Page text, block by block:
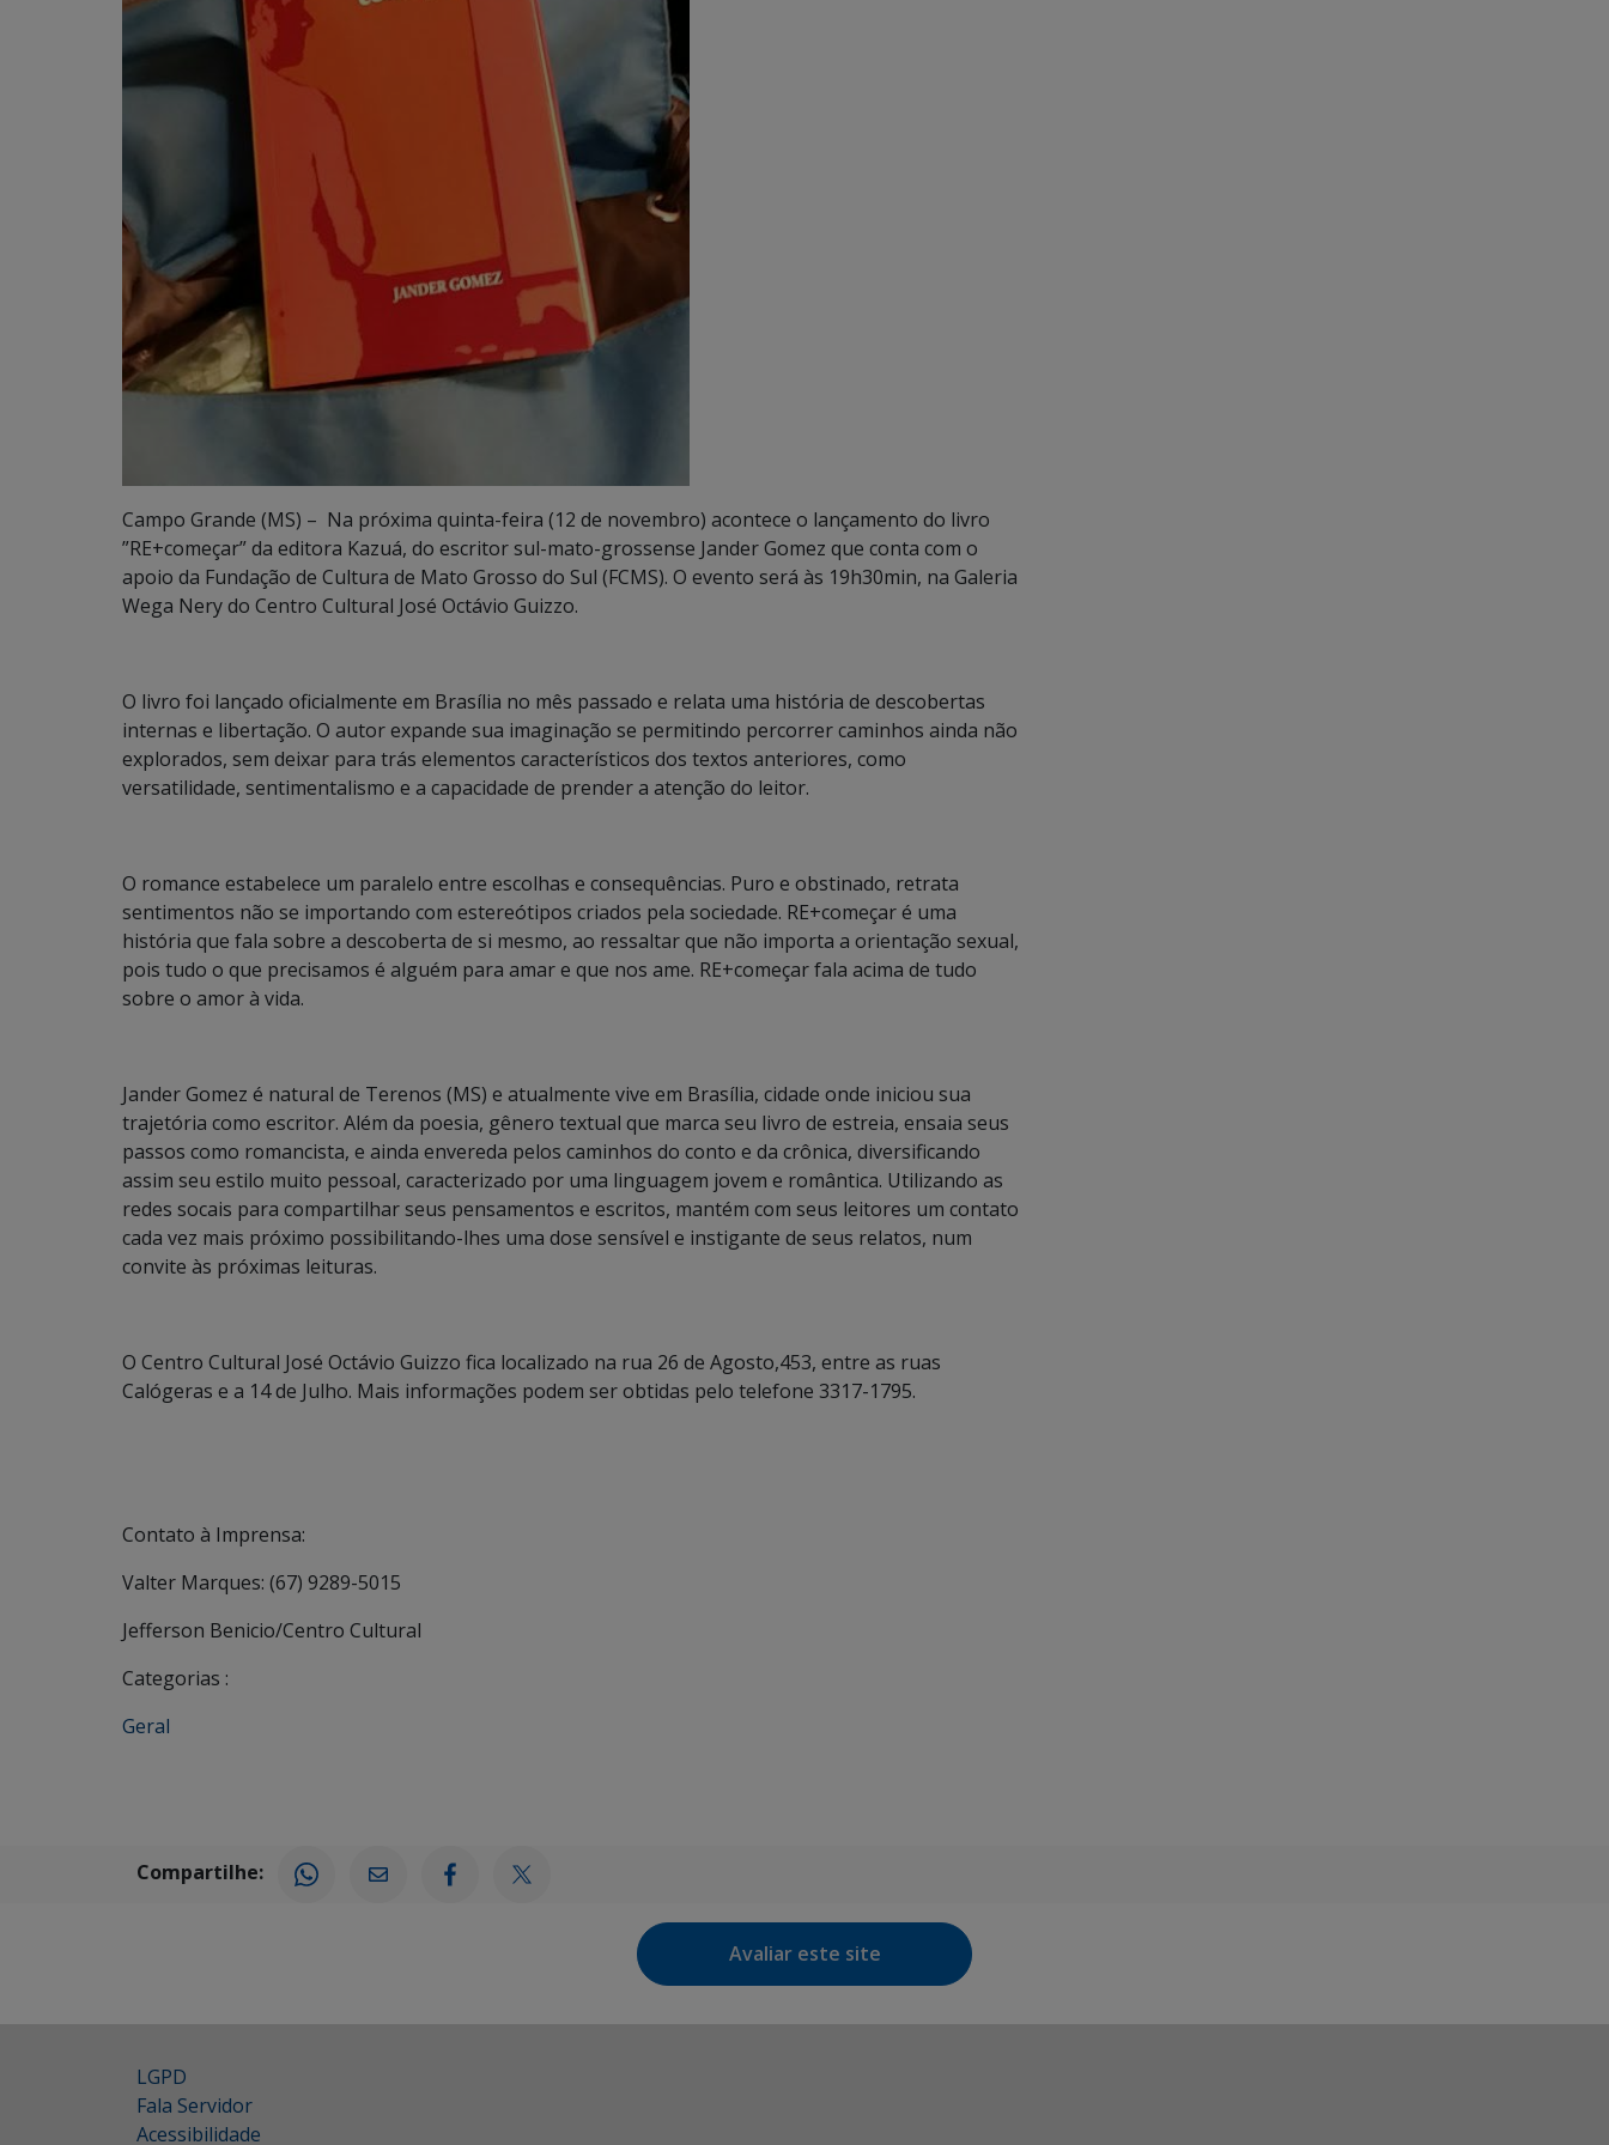
Campo Grande (MS) – Na próxima quinta-feira (12 de novembro) acontece o lançamento do livro
”RE+começar” da editora Kazuá, do escritor sul-mato-grossense Jander Gomez que conta com o
apoio da Fundação de Cultura de Mato Grosso do Sul (FCMS). O evento será às 19h30min, na Galeria
Wega Nery do Centro Cultural José Octávio Guizzo.
O livro foi lançado oficialmente em Brasília no mês passado e relata uma história de descobertas
internas e libertação. O autor expande sua imaginação se permitindo percorrer caminhos ainda não
explorados, sem deixar para trás elementos característicos dos textos anteriores, como
versatilidade, sentimentalismo e a capacidade de prender a atenção do leitor.
O romance estabelece um paralelo entre escolhas e consequências. Puro e obstinado, retrata
sentimentos não se importando com estereótipos criados pela sociedade. RE+começar é uma
história que fala sobre a descoberta de si mesmo, ao ressaltar que não importa a orientação sexual,
pois tudo o que precisamos é alguém para amar e que nos ame. RE+começar fala acima de tudo
sobre o amor à vida.
Jander Gomez é natural de Terenos (MS) e atualmente vive em Brasília, cidade onde iniciou sua
trajetória como escritor. Além da poesia, gênero textual que marca seu livro de estreia, ensaia seus
passos como romancista, e ainda envereda pelos caminhos do conto e da crônica, diversificando
assim seu estilo muito pessoal, caracterizado por uma linguagem jovem e romântica. Utilizando as
redes socais para compartilhar seus pensamentos e escritos, mantém com seus leitores um contato
cada vez mais próximo possibilitando-lhes uma dose sensível e instigante de seus relatos, num
convite às próximas leituras.
O Centro Cultural José Octávio Guizzo fica localizado na rua 26 de Agosto,453, entre as ruas
Calógeras e a 14 de Julho. Mais informações podem ser obtidas pelo telefone 3317-1795.
Contato à Imprensa:
Valter Marques: (67) 9289-5015
Jefferson Benicio/Centro Cultural
Categorias :
Geral
Compartilhe:
Avaliar este site
LGPD
Fala Servidor
Acessibilidade